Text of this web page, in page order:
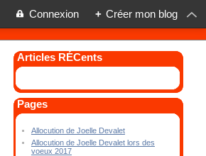
Connexion + Créer mon blog
Articles RÉCents
Pages
Allocution de Joelle Devalet
Allocution de Joelle Devalet lors des
voeux 2017